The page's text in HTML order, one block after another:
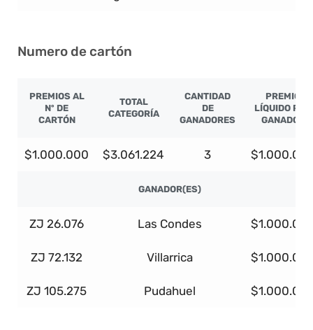
Numero de cartón
PREMIOS AL
Nº DE
CARTÓN
TOTAL
CATEGORÍA
CANTIDAD
DE
GANADORES
PREMIO
LÍQUIDO POR
GANADOR
$1.000.000 $3.061.224 3
GANADOR(ES)
ZJ 26.076 Las Condes
ZJ 72.132 Villarrica
ZJ 105.275 Pudahuel